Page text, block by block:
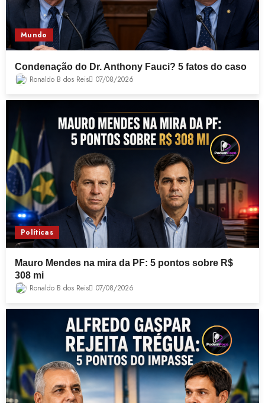
Mundo
Condenação do Dr. Anthony Fauci? 5 fatos do caso
Ronaldo B dos Reis 07/08/2026
Políticas
Mauro Mendes na mira da PF: 5 pontos sobre R$
308 mi
Ronaldo B dos Reis 07/08/2026